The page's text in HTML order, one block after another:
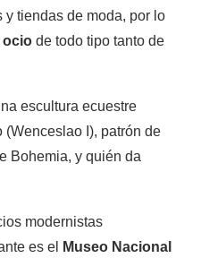
y tiendas de moda, por lo
ocio de todo tipo tanto de
escultura ecuestre
I), patrón de
Bohemia, y quién da
modernistas
es el
Museo Nacional